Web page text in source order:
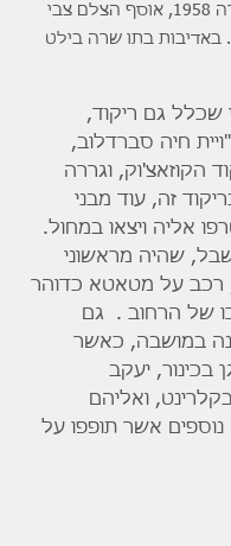
חג פורים בגדרה 1958, אוסף הצלם צבי
שכלל גם ריקוד,
חיה סברדלוב,
הקוזאצ'וק, וגררה
זה, עוד מבני
אליה ויצאו במחול.
שהיה מראשוני
רכב על מטאטא כדוהר
של הרחוב .  גם
במושבה, כאשר
בכינור, יעקב
ואליהם
נוספים אשר תופפו על